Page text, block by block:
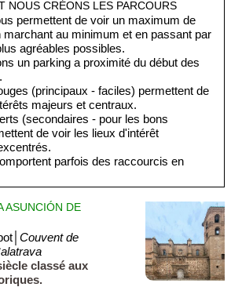
NOUS CRÉONS LES PARCOURS
permettent de voir un maximum de
marchant au minimum et en passant par
agréables possibles.
un parking a proximité du début des
(principaux - faciles) permettent de
majeurs et centraux.
(secondaires - pour les bons
de voir les lieux d'intérêt
parfois des raccourcis en
ASUNCIÓN DE
Couvent de
classé aux